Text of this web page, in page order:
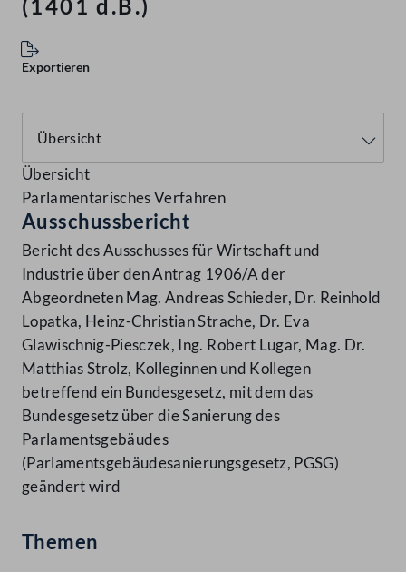
(1401 d.B.)
Exportieren
Übersicht
Parlamentarisches Verfahren
Ausschussbericht
Bericht des Ausschusses für Wirtschaft und
Industrie über den Antrag 1906/A der
Abgeordneten Mag. Andreas Schieder, Dr. Reinhold
Lopatka, Heinz-Christian Strache, Dr. Eva
Glawischnig-Piesczek, Ing. Robert Lugar, Mag. Dr.
Matthias Strolz, Kolleginnen und Kollegen
betreffend ein Bundesgesetz, mit dem das
Bundesgesetz über die Sanierung des
Parlamentsgebäudes
(Parlamentsgebäudesanierungsgesetz, PGSG)
geändert wird
Themen